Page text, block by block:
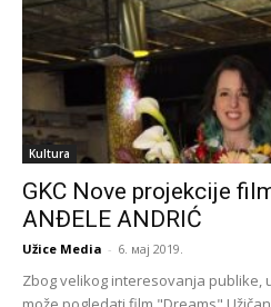
Kultura
GKC Nove projekcije
ANĐELE ANDRIĆ
Užice Media - 6. мај 2019.
Zbog velikog interesovanja publike,